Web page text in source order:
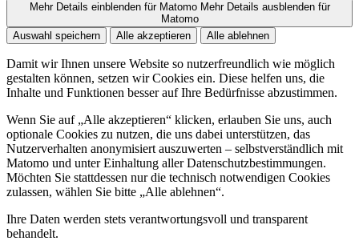
Mehr Details einblendenfür Matomo Mehr Details ausblendenfür
Matomo
Auswahl speichern
Alle akzeptieren Alle ablehnen
Damit wir Ihnen unsere Website so nutzerfreundlich wie möglich
gestalten können, setzen wir Cookies ein. Diese helfen uns, die
Inhalte und Funktionen besser auf Ihre Bedürfnisse abzustimmen.
Wenn Sie auf „Alle akzeptieren“ klicken, erlauben Sie uns, auch
optionale Cookies zu nutzen, die uns dabei unterstützen, das
Nutzerverhalten anonymisiert auszuwerten – selbstverständlich mit
Matomo und unter Einhaltung aller Datenschutzbestimmungen.
Möchten Sie stattdessen nur die technisch notwendigen Cookies
zulassen, wählen Sie bitte „Alle ablehnen“.
Ihre Daten werden stets verantwortungsvoll und transparent
behandelt.